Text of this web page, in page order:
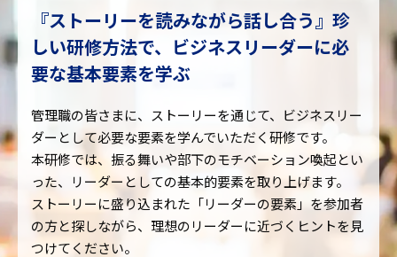
『ストーリーを読みながら話し合う』珍
しい研修方法で、ビジネスリーダーに必
要な基本要素を学ぶ
管理職の皆さまに、ストーリーを通じて、ビジネスリー
ダーとして必要な要素を学んでいただく研修です。
本研修では、振る舞いや部下のモチベーション喚起とい
った、リーダーとしての基本的要素を取り上げます。
ストーリーに盛り込まれた「リーダーの要素」を参加者
の方と探しながら、理想のリーダーに近づくヒントを見
つけてください。